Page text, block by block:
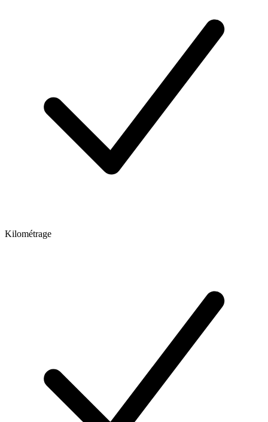
Kilométrage